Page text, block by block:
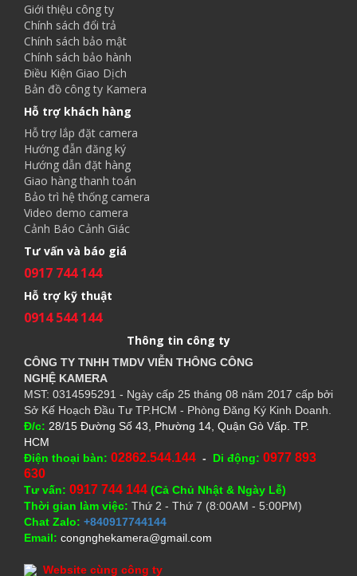
Giới thiệu công ty
Chính sách đổi trả
Chính sách bảo mật
Chính sách bảo hành
Điều Kiện Giao Dịch
Bản đồ công ty Kamera
Hỗ trợ khách hàng
Hỗ trợ lắp đặt camera
Hướng đẫn đăng ký
Hướng dẫn đặt hàng
Giao hàng thanh toán
Bảo trì hệ thống camera
Video demo camera
Cảnh Báo Cảnh Giác
Tư vấn và báo giá
0917 744 144
Hỗ trợ kỹ thuật
0914 544 144
Thông tin công ty
CÔNG TY TNHH TMDV VIỄN THÔNG CÔNG
NGHỆ KAMERA
MST: 0314595291 - Ngày cấp 25 tháng 08 năm 2017 cấp bởi
Sở Kế Hoạch Đầu Tư TP.HCM - Phòng Đăng Ký Kinh Doanh.
Đ/c: 28/15 Đường Số 43, Phường 14, Quận Gò Vấp. TP.
HCM
Điện thoại bàn: 02862.544.144 - Di động: 0977 893
630
Tư vấn: 0917 744 144 (Cả Chủ Nhật & Ngày Lễ)
Thời gian làm việc: Thứ 2 - Thứ 7 (8:00AM - 5:00PM)
Chat Zalo: +840917744144
Email: congnghekamera@gmail.com
Website cùng công ty